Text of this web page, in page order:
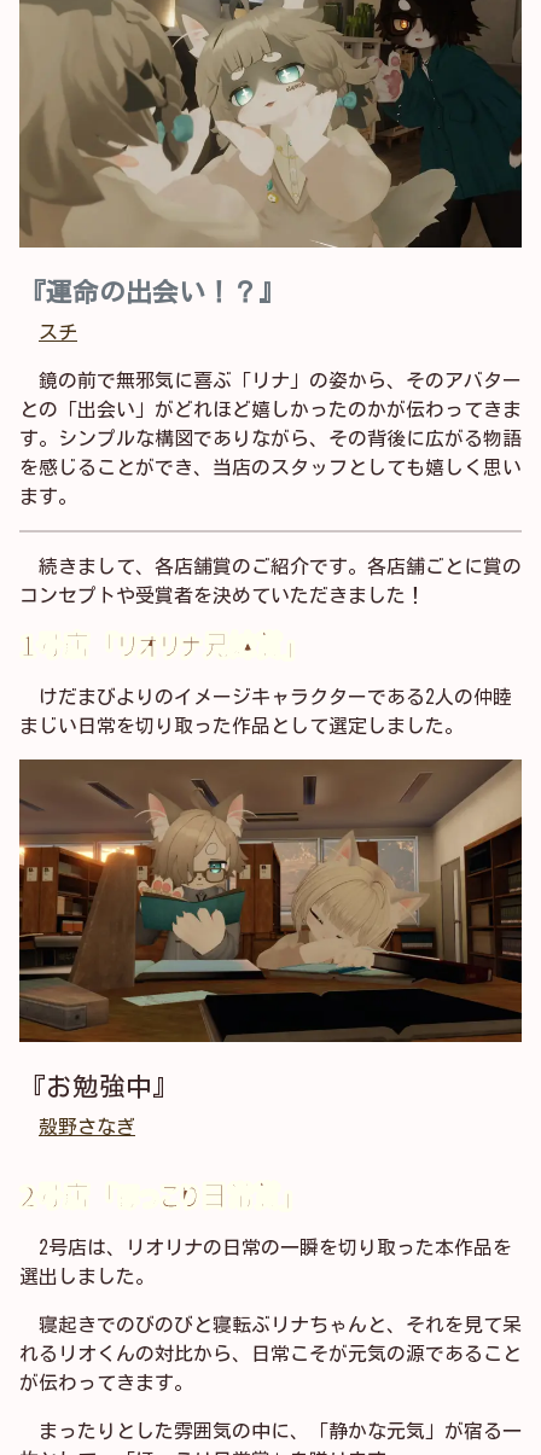
『運命の出会い！？』
スチ
鏡の前で無邪気に喜ぶ「リナ」の姿から、そのアバター
との「出会い」がどれほど嬉しかったのかが伝わってきま
す。シンプルな構図でありながら、その背後に広がる物語
を感じることができ、当店のスタッフとしても嬉しく思い
ます。
続きまして、各店舗賞のご紹介です。各店舗ごとに賞の
コンセプトや受賞者を決めていただきました！
1号店「リオリナ兄妹賞」
けだまびよりのイメージキャラクターである2人の仲睦
まじい日常を切り取った作品として選定しました。
『お勉強中』
殻野さなぎ
2号店「ほっこり日常賞」
2号店は、リオリナの日常の一瞬を切り取った本作品を
選出しました。
寝起きでのびのびと寝転ぶリナちゃんと、それを見て呆
れるリオくんの対比から、日常こそが元気の源であること
が伝わってきます。
まったりとした雰囲気の中に、「静かな元気」が宿る一